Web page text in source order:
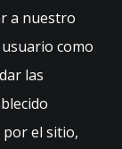
a nuestro
como
las
el sitio,